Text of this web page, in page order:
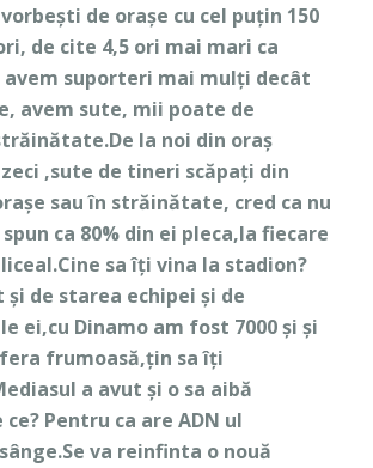
de orașe cu cel puțin 150
de cite 4,5 ori mai mari ca
avem suporteri mai mulți decât
avem sute, mii poate de
la noi din oraș
,sute de tineri scăpați din
sau în străinătate, cred ca nu
ca 80% din ei pleca,la fiecare
sa îți vina la stadion?
și de starea echipei și de
ei,cu Dinamo am fost 7000 și și
frumoasă,țin sa îți
a avut și o sa aibă
Pentru ca are ADN ul
va reinfinta o nouă